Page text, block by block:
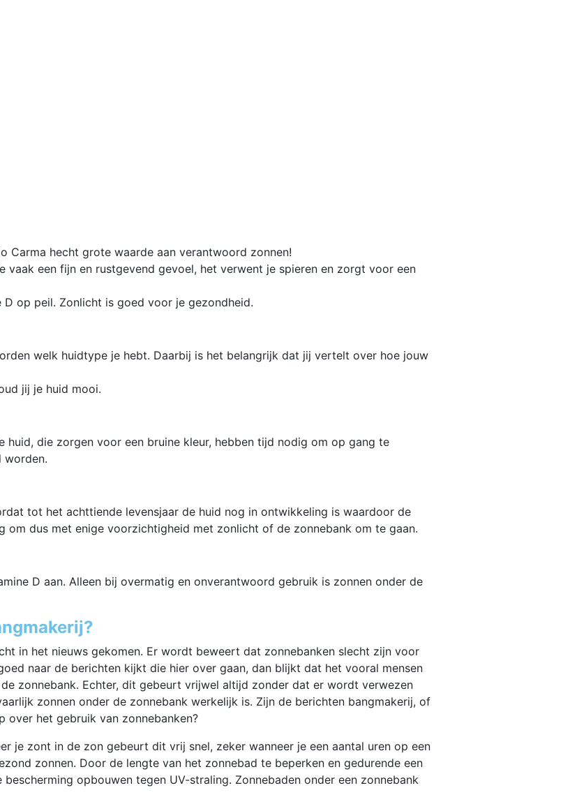
Carma hecht grote waarde aan verantwoord zonnen!
een fijn en rustgevend gevoel, het verwent je spieren en zorgt voor een
op peil. Zonlicht is goed voor je gezondheid.
welk huidtype je hebt. Daarbij is het belangrijk dat jij vertelt over hoe jouw
jij je huid mooi.
huid, die zorgen voor een bruine kleur, hebben tijd nodig om op gang te
worden.
tot het achttiende levensjaar de huid nog in ontwikkeling is waardoor de
dus met enige voorzichtigheid met zonlicht of de zonnebank om te gaan.
D aan. Alleen bij overmatig en onverantwoord gebruik is zonnen onder de
in het nieuws gekomen. Er wordt beweert dat zonnebanken slecht zijn voor
naar de berichten kijkt die hier over gaan, dan blijkt dat het vooral mensen
zonnebank. Echter, dit gebeurt vrijwel altijd zonder dat er wordt verwezen
zonnen onder de zonnebank werkelijk is. Zijn de berichten bangmakerij, of
over het gebruik van zonnebanken?
je zont in de zon gebeurt dit vrij snel, zeker wanneer je een aantal uren op een
zonnen. Door de lengte van het zonnebad te beperken en gedurende een
opbouwen tegen UV-straling. Zonnebaden onder een zonnebank